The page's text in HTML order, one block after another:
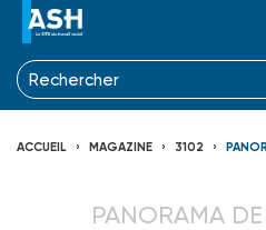
ACCUEIL MAGAZINE 3102
PANORAMA DE